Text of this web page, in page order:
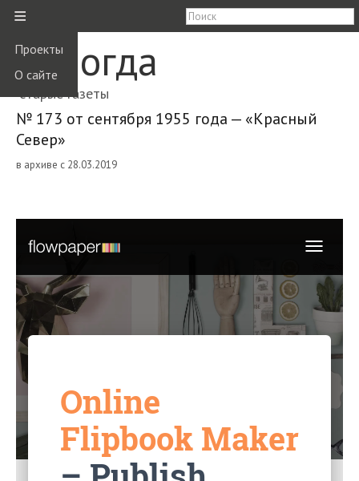
≡
Проекты
О сайте
Вологда
старые газеты
№ 173 от сентября 1955 года — «Красный
Север»
в архиве с 28.03.2019